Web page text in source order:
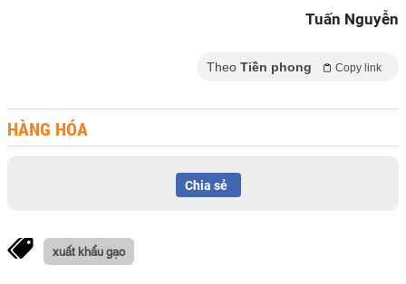
Tuấn Nguyễn
Theo Tiền phong Copy link
HÀNG HÓA
Chia sẻ
xuất khẩu gạo